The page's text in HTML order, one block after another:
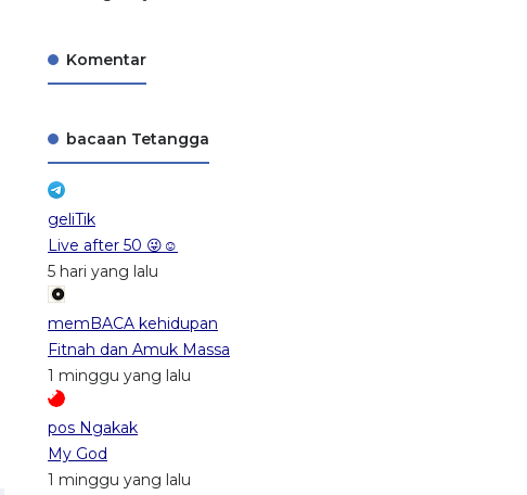
Komentar
bacaan Tetangga
geliTik
Live after 50 😜☺️
5 hari yang lalu
memBACA kehidupan
Fitnah dan Amuk Massa
1 minggu yang lalu
pos Ngakak
My God
1 minggu yang lalu